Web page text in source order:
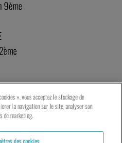
9ème
», vous acceptez le stockage de
la navigation sur le site, analyser son
de marketing.
des cookies